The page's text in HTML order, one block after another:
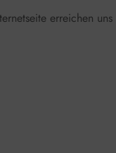
erreichen uns